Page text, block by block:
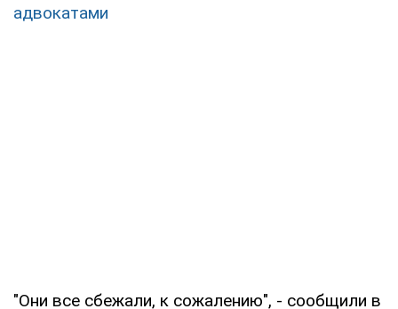
адвокатами
"Они все сбежали, к сожалению", - сообщили в